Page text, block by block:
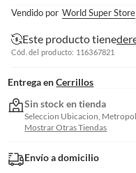
Vendido por World Super Store
Este producto tiene
Cód. del producto: 116367821
Entrega en Cerrillos
Sin stock en tienda
Seleccion Ubicacion,
Mostrar Otras Tiendas
Envío a domicilio